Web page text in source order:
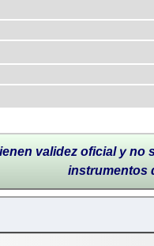
validez oficial y
instrumentos